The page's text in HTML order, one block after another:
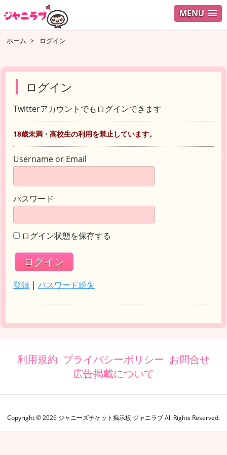
MENU
ホーム > ログイン
ログイン
Twitterアカウントでもログインできます
18歳未満・高校生の利用を禁止しています。
Username or Email
パスワード
ログイン状態を保存する
登録 | パスワード紛失
利用規約 プライバシーポリシー お問合せ
広告掲載について
Copyright ©2026 ジャニーズチケット掲示板 ジャニラブAll Rights Reserved.